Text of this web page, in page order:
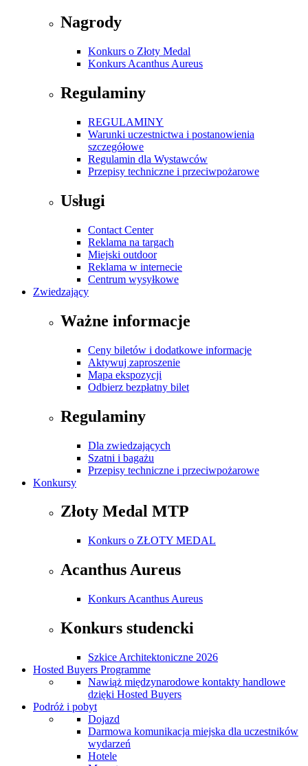
Nagrody
Konkurs o Złoty Medal
Konkurs Acanthus Aureus
Regulaminy
REGULAMINY
Warunki uczestnictwa i postanowienia
szczegółowe
Regulamin dla Wystawców
Przepisy techniczne i przeciwpożarowe
Usługi
Contact Center
Reklama na targach
Miejski outdoor
Reklama w internecie
Centrum wysyłkowe
Zwiedzający
Ważne informacje
Ceny biletów i dodatkowe informacje
Aktywuj zaproszenie
Mapa ekspozycji
Odbierz bezpłatny bilet
Regulaminy
Dla zwiedzających
Szatni i bagażu
Przepisy techniczne i przeciwpożarowe
Konkursy
Złoty Medal MTP
Konkurs o ZŁOTY MEDAL
Acanthus Aureus
Konkurs Acanthus Aureus
Konkurs studencki
Szkice Architektoniczne 2026
Hosted Buyers Programme
Nawiąż międzynarodowe kontakty handlowe
dzięki Hosted Buyers
Podróż i pobyt
Dojazd
Darmowa komunikacja miejska dla uczestników
wydarzeń
Hotele